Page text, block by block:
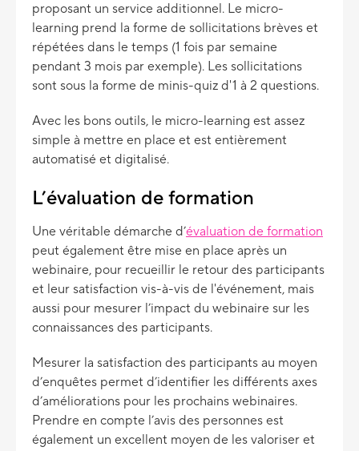
proposant un service additionnel. Le micro-
learning prend la forme de sollicitations brèves et
répétées dans le temps (1 fois par semaine
pendant 3 mois par exemple). Les sollicitations
sont sous la forme de minis-quiz d'1 à 2 questions.
Avec les bons outils, le micro-learning est assez
simple à mettre en place et est entièrement
automatisé et digitalisé.
L’évaluation de formation
Une véritable démarche d’évaluation de formation
peut également être mise en place après un
webinaire, pour recueillir le retour des participants
et leur satisfaction vis-à-vis de l'événement, mais
aussi pour mesurer l’impact du webinaire sur les
connaissances des participants.
Mesurer la satisfaction des participants au moyen
d’enquêtes permet d’identifier les différents axes
d’améliorations pour les prochains webinaires.
Prendre en compte l’avis des personnes est
également un excellent moyen de les valoriser et